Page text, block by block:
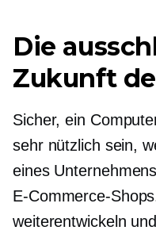
Die
Zukunft
Sicher, ein
sehr nützlich sein,
eines
E-Commerce-
weiterentwickeln